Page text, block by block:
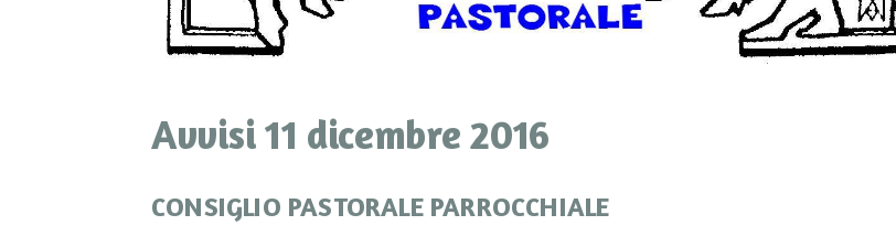
Avvisi 11 dicembre 2016
CONSIGLIO PASTORALE PARROCCHIALE